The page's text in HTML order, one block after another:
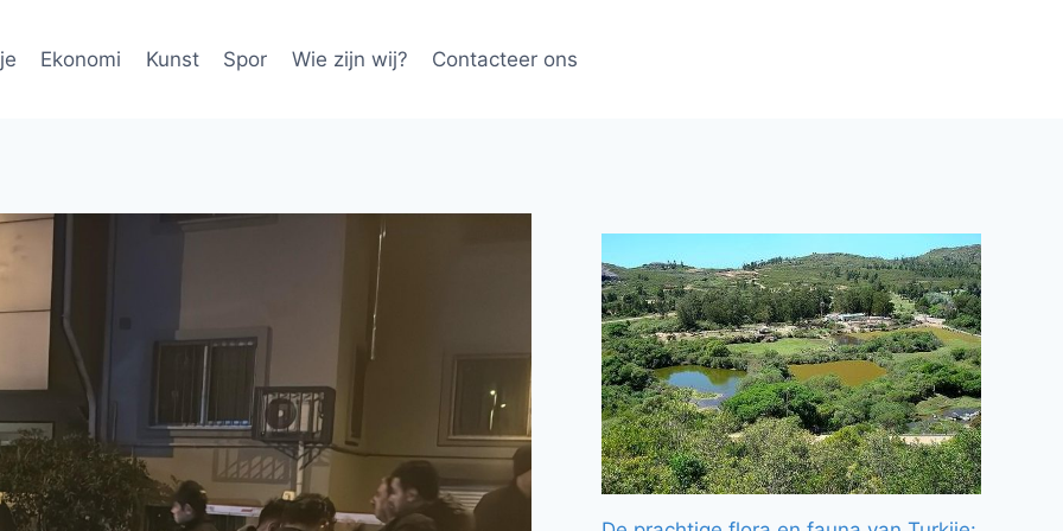
Ekonomi Kunst Spor Wie zijn wij? Contacteer ons